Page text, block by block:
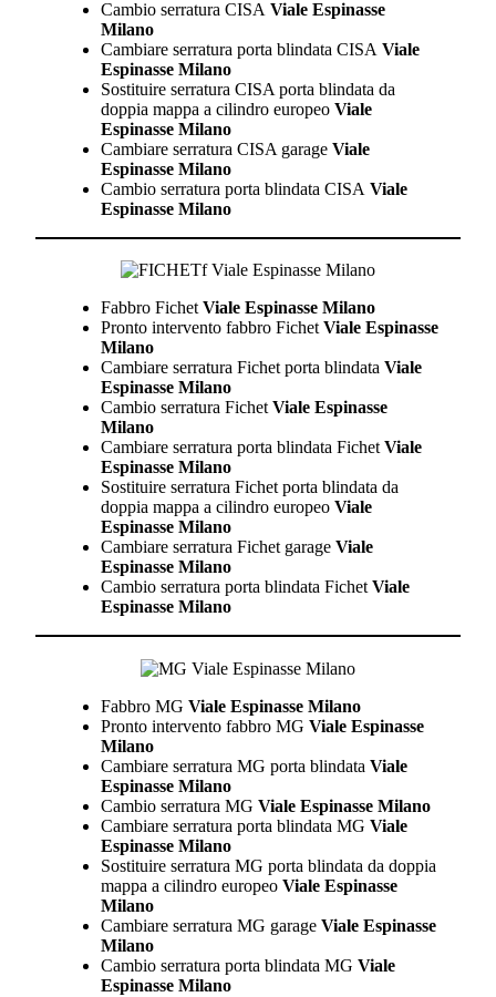
Cambio serratura CISA Viale Espinasse
Milano
Cambiare serratura porta blindata CISA Viale
Espinasse Milano
Sostituire serratura CISA porta blindata da
doppia mappa a cilindro europeo Viale
Espinasse Milano
Cambiare serratura CISA garage Viale
Espinasse Milano
Cambio serratura porta blindata CISA Viale
Espinasse Milano
Fabbro Fichet Viale Espinasse Milano
Pronto intervento fabbro Fichet Viale Espinasse
Milano
Cambiare serratura Fichet porta blindata Viale
Espinasse Milano
Cambio serratura Fichet Viale Espinasse
Milano
Cambiare serratura porta blindata Fichet Viale
Espinasse Milano
Sostituire serratura Fichet porta blindata da
doppia mappa a cilindro europeo Viale
Espinasse Milano
Cambiare serratura Fichet garage Viale
Espinasse Milano
Cambio serratura porta blindata Fichet Viale
Espinasse Milano
Fabbro MG Viale Espinasse Milano
Pronto intervento fabbro MG Viale Espinasse
Milano
Cambiare serratura MG porta blindata Viale
Espinasse Milano
Cambio serratura MG Viale Espinasse Milano
Cambiare serratura porta blindata MG Viale
Espinasse Milano
Sostituire serratura MG porta blindata da doppia
mappa a cilindro europeo Viale Espinasse
Milano
Cambiare serratura MG garage Viale Espinasse
Milano
Cambio serratura porta blindata MG Viale
Espinasse Milano